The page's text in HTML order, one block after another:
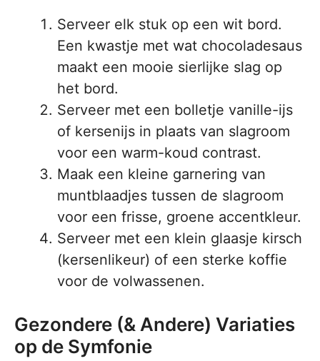
Serveer elk stuk op een wit bord.
Een kwastje met wat chocoladesaus
maakt een mooie sierlijke slag op
het bord.
Serveer met een bolletje vanille-ijs
of kersenijs in plaats van slagroom
voor een warm-koud contrast.
Maak een kleine garnering van
muntblaadjes tussen de slagroom
voor een frisse, groene accentkleur.
Serveer met een klein glaasje kirsch
(kersenlikeur) of een sterke koffie
voor de volwassenen.
Gezondere (& Andere) Variaties
op de Symfonie